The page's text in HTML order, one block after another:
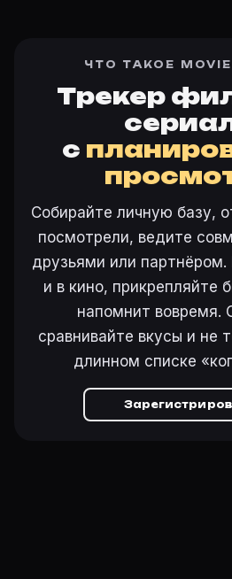
ЧТО ТАКОЕ MOVIE
Трекер
с
Собирайте личную базу,
посмотрели, ведите
друзьями или
и в кино, прикрепляйте
напомнит вовремя.
сравнивайте вкусы и не
длинном списке